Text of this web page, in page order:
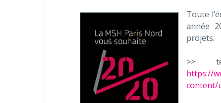
Toute
année
projets.
>>
https://
content/